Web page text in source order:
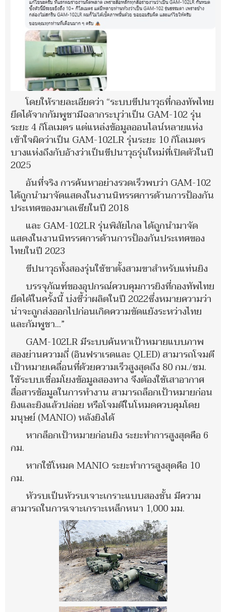
โดยให้รายละเอียดว่า “ระบบขีปนาวุธที่กองทัพไทย
ยึดได้จากกัมพูชามีฉลากระบุว่าเป็น GAM-102 รุ่น
ระยะ 4 กิโลเมตร แต่แหล่งข้อมูลออนไลน์หลายแห่ง
เข้าใจผิดว่าเป็น GAM-102LR รุ่นระยะ 10 กิโลเมตร
บางแห่งถึงกับอ้างว่าเป็นขีปนาวุธรุ่นใหม่ที่เปิดตัวในปี
2025
อันที่จริง การค้นหาอย่างรวดเร็วพบว่า GAM-102
ได้ถูกนำมาจัดแสดงในงานนิทรรศการด้านการป้องกัน
ประเทศของมาเลเซียในปี 2018
และ GAM-102LR รุ่นพิสัยไกล ได้ถูกนำมาจัด
แสดงในงานนิทรรศการด้านการป้องกันประเทศของ
ไทยในปี 2023
ขีปนาวุธทั้งสองรุ่นใช้ขาตั้งสามขาสำหรับแท่นยิง
บรรจุภัณฑ์ของอุปกรณ์ควบคุมการยิงที่กองทัพไทย
ยึดได้ในครั้งนี้ บ่งชี้ว่าผลิตในปี 2022ซึ่งหมายความว่า
น่าจะถูกส่งออกไปก่อนเกิดความขัดแย้งระหว่างไทย
และกัมพูชา...”
GAM-102LR มีระบบค้นหาเป้าหมายแบบภาพ
สองย่านความถี่ (อินฟราเรดและ QLED) สามารถโจมตี
เป้าหมายเคลื่อนที่ด้วยความเร็วสูงสุดถึง 80 กม./ชม.
ใช้ระบบเชื่อมโยงข้อมูลสองทาง จึงต้องใช้เสาอากาศ
สื่อสารข้อมูลในการทำงาน สามารถล็อกเป้าหมายก่อน
ยิงและยิงแล้วปล่อย หรือโจมตีในโหมดควบคุมโดย
มนุษย์ (MANIO) หลังยิงได้
หากล็อกเป้าหมายก่อนยิง ระยะทำการสูงสุดคือ 6
กม.
หากใช้โหมด MANIO ระยะทำการสูงสุดคือ 10
กม.
หัวรบเป็นหัวรบเจาะเกราะแบบสองชั้น มีความ
สามารถในการเจาะเกราะเหล็กหนา 1,000 มม.